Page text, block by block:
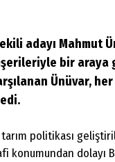
adayı Mahmut
bir
Ünüvar,
tarım politikası
konumundan dolayı